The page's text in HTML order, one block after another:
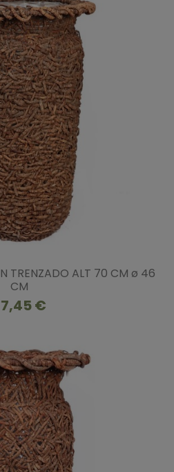
TRENZADO ALT 70 CM ø 46
CM
€